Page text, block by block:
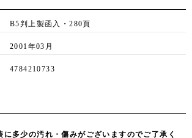
B5判上製函入・280頁
2001年03月
4784210733
に多少の汚れ・傷みがございますのでご了承く